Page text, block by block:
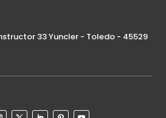
33 Yuncler - Toledo - 45529